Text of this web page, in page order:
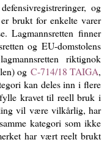
og
brukt for enkelte varer
Lagmannsretten finner
og EU-domstolens
riktignok
og C-714/18 TAIGA,
kan deles inn i flere
kravet til reell bruk i
vil være vilkårlig, har
kategori som ikke
har vært reelt brukt